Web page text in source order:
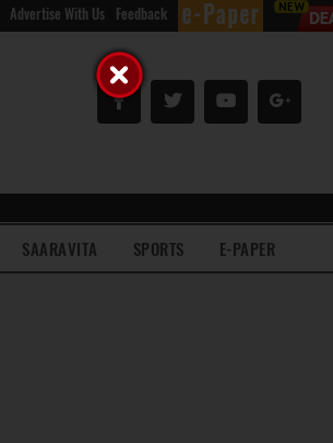
Advertise With Us Feedback
SAARAVITA SPORTS E-PAPER